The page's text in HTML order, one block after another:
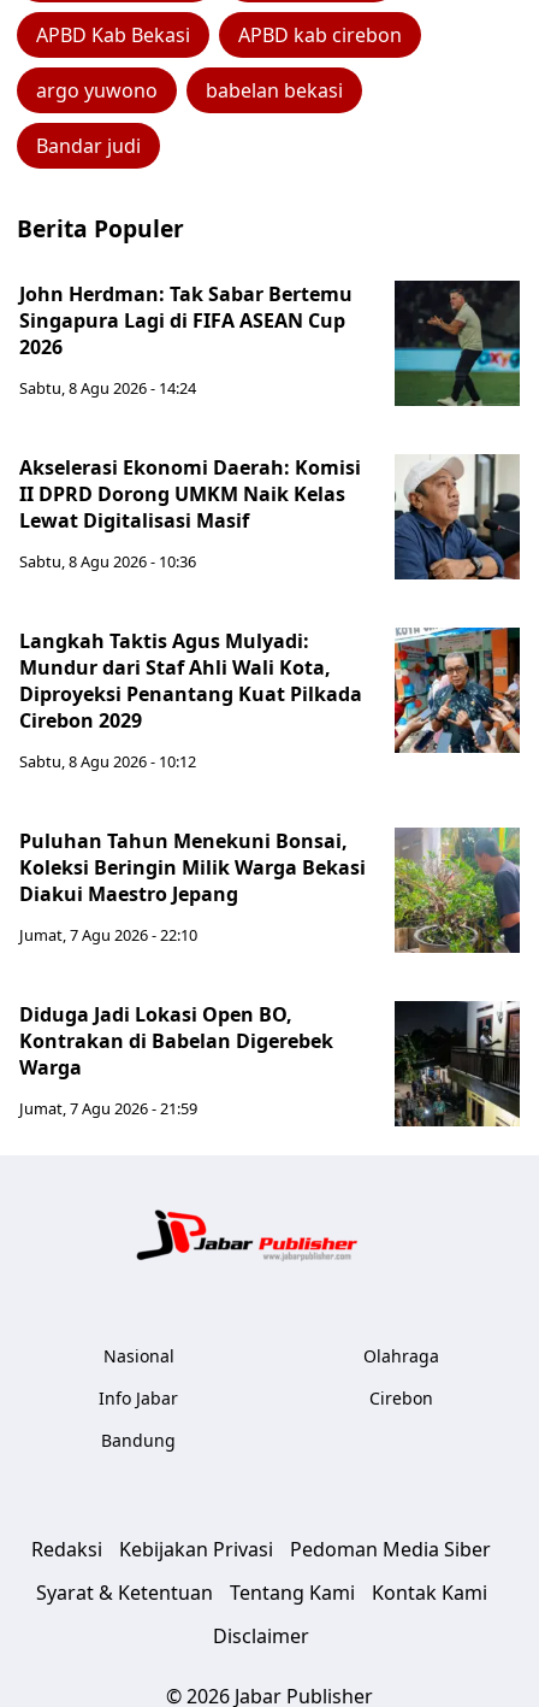
APBD Kab Bekasi APBD kab cirebon
argo yuwono babelan bekasi
Bandar judi
Berita Populer
John Herdman: Tak Sabar Bertemu
Singapura Lagi di FIFA ASEAN Cup
2026
Sabtu, 8 Agu 2026 - 14:24
Akselerasi Ekonomi Daerah: Komisi
II DPRD Dorong UMKM Naik Kelas
Lewat Digitalisasi Masif
Sabtu, 8 Agu 2026 - 10:36
Langkah Taktis Agus Mulyadi:
Mundur dari Staf Ahli Wali Kota,
Diproyeksi Penantang Kuat Pilkada
Cirebon 2029
Sabtu, 8 Agu 2026 - 10:12
Puluhan Tahun Menekuni Bonsai,
Koleksi Beringin Milik Warga Bekasi
Diakui Maestro Jepang
Jumat, 7 Agu 2026 - 22:10
Diduga Jadi Lokasi Open BO,
Kontrakan di Babelan Digerebek
Warga
Jumat, 7 Agu 2026 - 21:59
Nasional
Info Jabar
Bandung
Olahraga
Cirebon
Redaksi Kebijakan Privasi
Pedoman Media Siber
Syarat & Ketentuan
Tentang Kami
Kontak Kami
Disclaimer
© 2026 Jabar Publisher